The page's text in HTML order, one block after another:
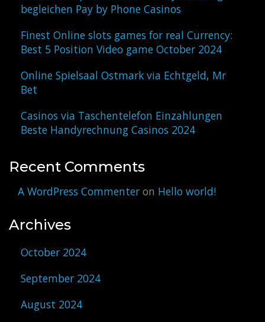
begleichen Pay by Phone Casinos
Finest Online slots games for real Currency:
Best 5 Position Video game October 2024
Online Spielsaal Ostmark via Echtgeld, Mr
Bet
Casinos via Taschentelefon Einzahlungen
Beste Handyrechnung Casinos 2024
Recent Comments
A WordPress Commenter on Hello world!
Archives
October 2024
September 2024
August 2024